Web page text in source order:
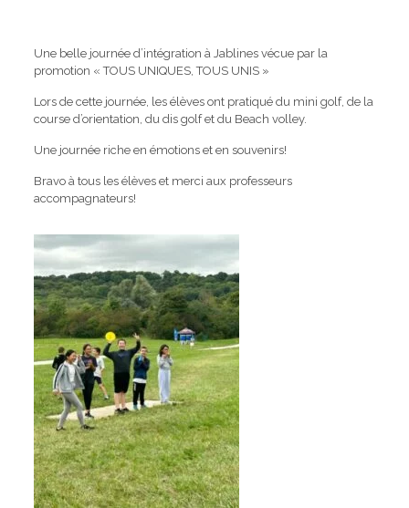
Une belle journée d’intégration à Jablines vécue par la
promotion « TOUS UNIQUES, TOUS UNIS »
Lors de cette journée, les élèves ont pratiqué du mini golf, de la
course d’orientation, du dis golf et du Beach volley.
Une journée riche en émotions et en souvenirs!
Bravo à tous les élèves et merci aux professeurs
accompagnateurs!